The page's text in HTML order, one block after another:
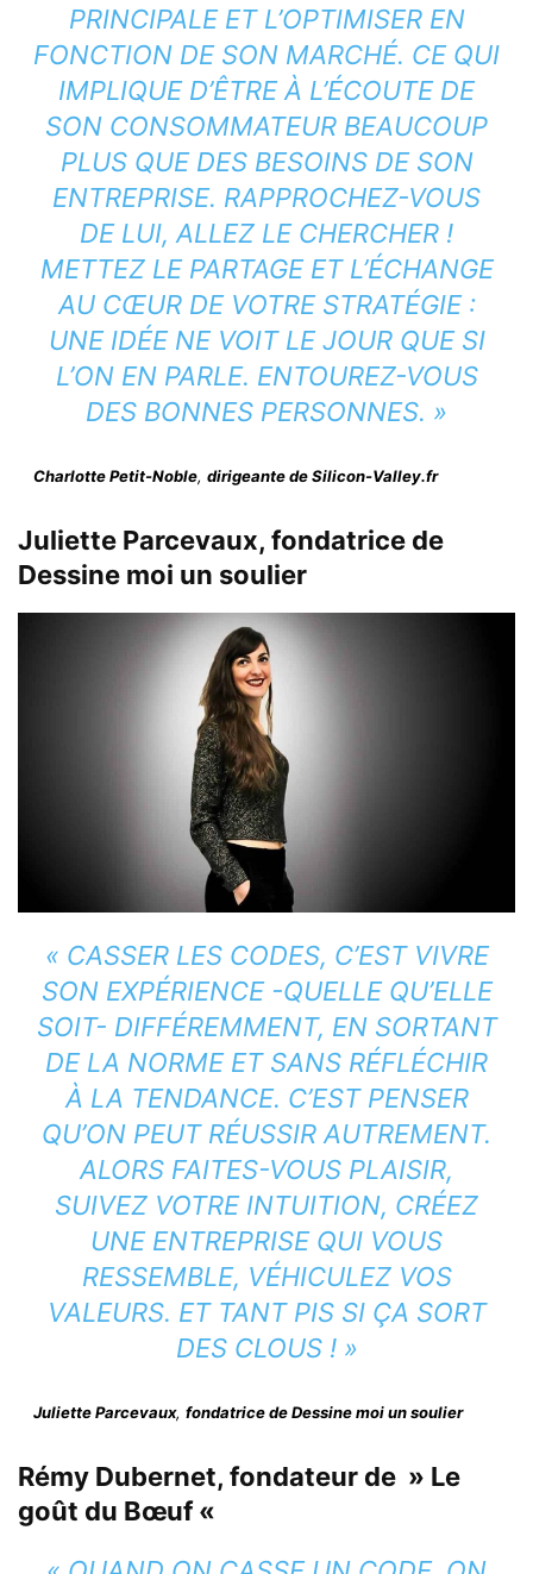
PRINCIPALE ET L’OPTIMISER EN
FONCTION DE SON MARCHÉ. CE QUI
IMPLIQUE D’ÊTRE À L’ÉCOUTE DE
SON CONSOMMATEUR BEAUCOUP
PLUS QUE DES BESOINS DE SON
ENTREPRISE. RAPPROCHEZ-VOUS
DE LUI, ALLEZ LE CHERCHER !
METTEZ LE PARTAGE ET L’ÉCHANGE
AU CŒUR DE VOTRE STRATÉGIE :
UNE IDÉE NE VOIT LE JOUR QUE SI
L’ON EN PARLE. ENTOUREZ-VOUS
DES BONNES PERSONNES. »
Charlotte Petit-Noble, dirigeante de Silicon-Valley.fr
Juliette Parcevaux, fondatrice de
Dessine moi un soulier
« CASSER LES CODES, C’EST VIVRE
SON EXPÉRIENCE -QUELLE QU’ELLE
SOIT- DIFFÉREMMENT, EN SORTANT
DE LA NORME ET SANS RÉFLÉCHIR
À LA TENDANCE. C’EST PENSER
QU’ON PEUT RÉUSSIR AUTREMENT.
ALORS FAITES-VOUS PLAISIR,
SUIVEZ VOTRE INTUITION, CRÉEZ
UNE ENTREPRISE QUI VOUS
RESSEMBLE, VÉHICULEZ VOS
VALEURS. ET TANT PIS SI ÇA SORT
DES CLOUS ! »
Juliette Parcevaux, fondatrice de Dessine moi un soulier
Rémy Dubernet, fondateur de » Le
goût du Bœuf «